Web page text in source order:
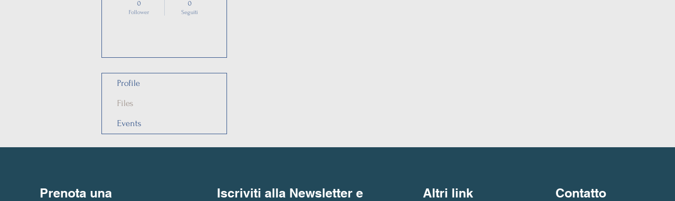
0
Follower
0
Seguiti
Profile
Files
Events
Prenota una
Altri link Contatto
Iscriviti alla Newsletter e